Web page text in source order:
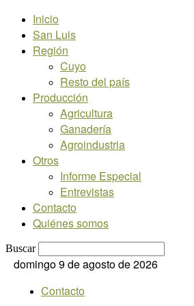
Inicio
San Luis
Región
Cuyo
Resto del país
Producción
Agricultura
Ganadería
Agroindustria
Otros
Informe Especial
Entrevistas
Contacto
Quiénes somos
Buscar
domingo 9 de agosto de 2026
Contacto